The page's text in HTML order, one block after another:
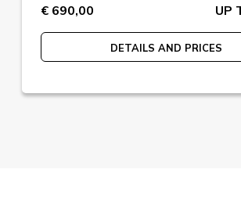
€ 690,00 UP
DETAILS AND PRICES